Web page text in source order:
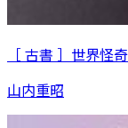
［ 古書 ］世界怪
山内重昭